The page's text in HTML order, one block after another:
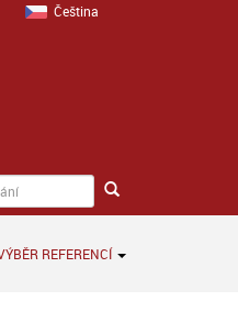
Čeština
REFERENCÍ